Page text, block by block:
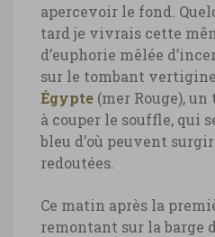
apercevoir le fond.
tard je vivrais cette
d’euphorie mêlée
sur le tombant
Égypte (mer Rouge),
à couper le souffle, qui
bleu d’où peuvent
redoutées.
Ce matin après la
remontant sur la barge